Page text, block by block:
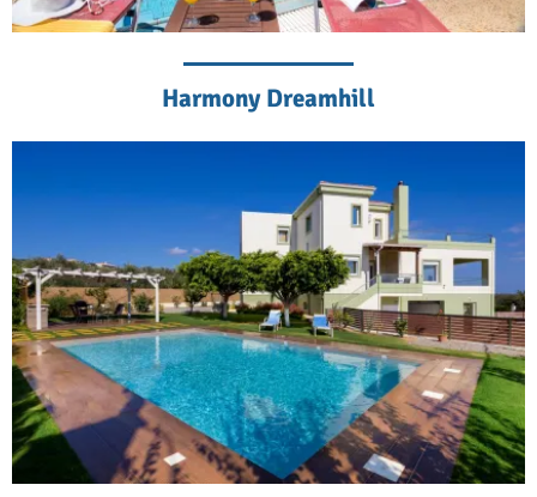
Harmony Dreamhill